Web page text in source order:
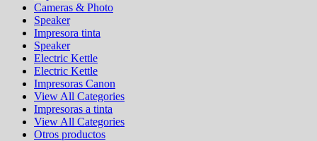
Cameras & Photo
Speaker
Impresora tinta
Speaker
Electric Kettle
Electric Kettle
Impresoras Canon
View All Categories
Impresoras a tinta
View All Categories
Otros productos